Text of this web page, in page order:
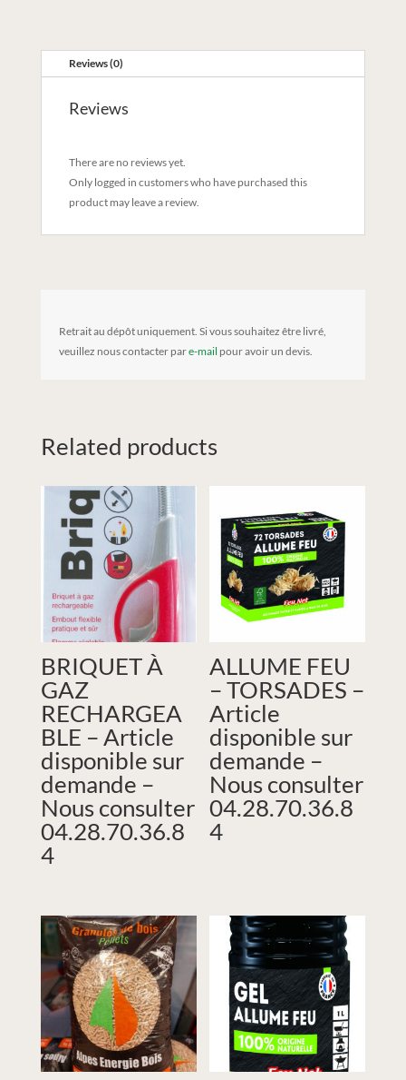
Reviews (0)
Reviews
There are no reviews yet.
Only logged in customers who have purchased this
product may leave a review.
Retrait au dépôt uniquement. Si vous souhaitez être livré,
veuillez nous contacter pare-mail pour avoir un devis.
Related products
BRIQUET À
GAZ
RECHARGEA
BLE – Article
disponible sur
demande –
Nous consulter
04.28.70.36.8
4
ALLUME FEU
– TORSADES –
Article
disponible sur
demande –
Nous consulter
04.28.70.36.8
4